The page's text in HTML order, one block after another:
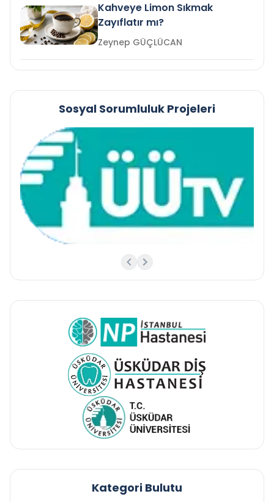
Kahveye Limon Sıkmak
Zayıflatır mı?
Zeynep GÜÇLÜCAN
Sosyal Sorumluluk Projeleri
Kategori Bulutu